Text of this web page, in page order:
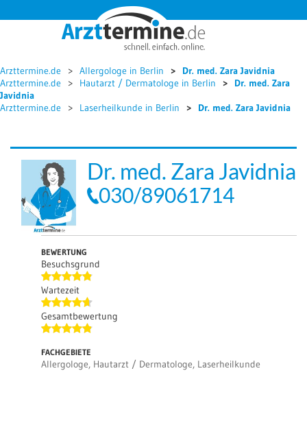




Arzttermine.de Allergologe in Berlin
Dr. med. Zara Javidnia
Arzttermine.de
Hautarzt / Dermatologe in Berlin
Dr. med. Zara
Javidnia
Arzttermine.de
Laserheilkunde in Berlin Dr. med. Zara Javidnia
Dr. med. Zara Javidnia
030/89061714
BEWERTUNG
Besuchsgrund
Wartezeit
Gesamtbewertung
FACHGEBIETE
Allergologe, Hautarzt / Dermatologe, Laserheilkunde